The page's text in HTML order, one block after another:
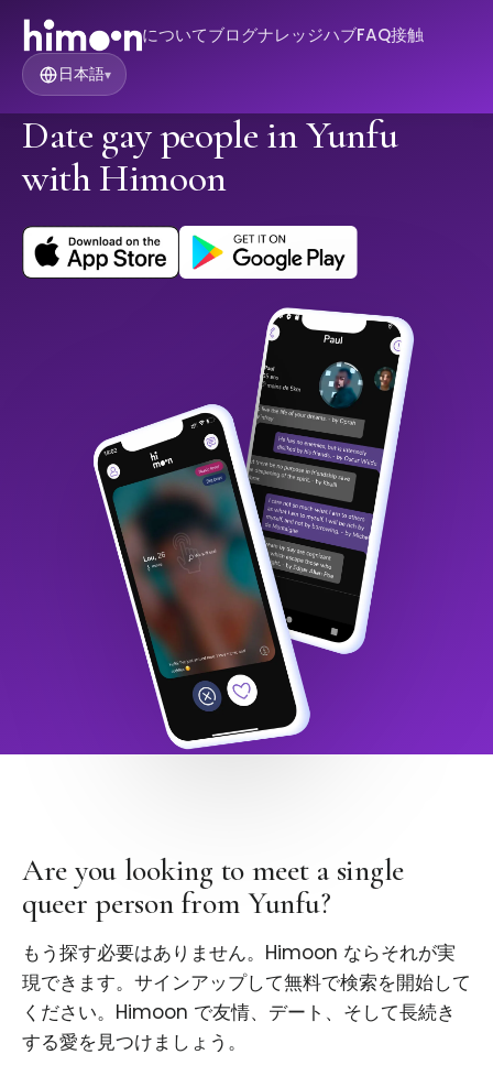
についてブログナレッジハブFAQ接触
日本語▾
Date gay people in Yunfu
with Himoon
Are you looking to meet a single
queer person from Yunfu?
もう探す必要はありません。Himoon ならそれが実
現できます。サインアップして無料で検索を開始して
ください。Himoon で友情、デート、そして長続き
する愛を見つけましょう。